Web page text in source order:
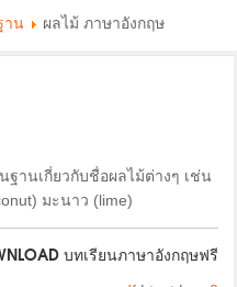
าน ผลไม้ ภาษาอังกฤษ
านเกี่ยวกับชื่อผลไม้ต่างๆ เช่น
มะนาว (lime)
บทเรียนภาษาอังกฤษฟรี